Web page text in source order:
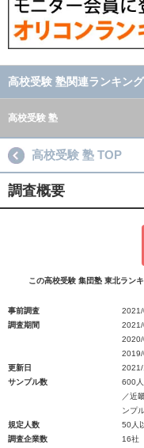
高校受験 塾関連ランキング
高校受験 塾
高校受験 塾 TOP
調査概要
この高校受験 集団塾 東北ラン
事前調査
調査期間
更新日
2021/
サンプル数
600
／近
ンプ
規定人数
50人
調査企業数
16社